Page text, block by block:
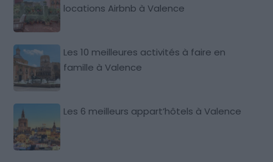
locations Airbnb à Valence
Les 10 meilleures activités à faire en
famille à Valence
Les 6 meilleurs appart’hôtels à Valence